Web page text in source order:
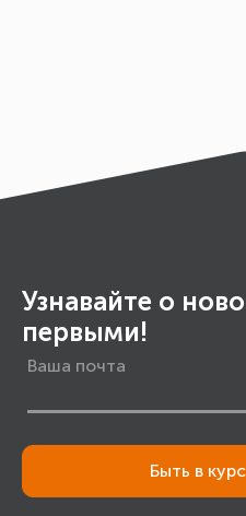
Узнавайте о
первыми!
Быть в